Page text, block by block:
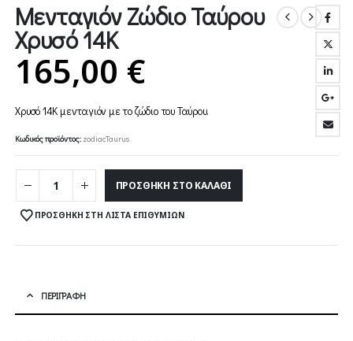
Μενταγιόν Ζώδιο Ταύρου
Χρυσό 14Κ
165,00 €
Χρυσό 14Κ μενταγιόν με το ζώδιο του Ταύρου.
Κωδικός προϊόντος: zodiacTaurus
ΠΡΟΣΘΉΚΗ ΣΤΟ ΚΑΛΆΘΙ
ΠΡΟΣΘΉΚΗ ΣΤΗ ΛΊΣΤΑ ΕΠΙΘΥΜΙΏΝ
ΠΕΡΙΓΡΑΦΉ